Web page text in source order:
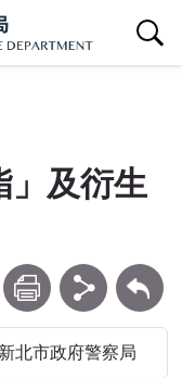
」及衍生
列印 分享 回上一頁
新北市政府警察局